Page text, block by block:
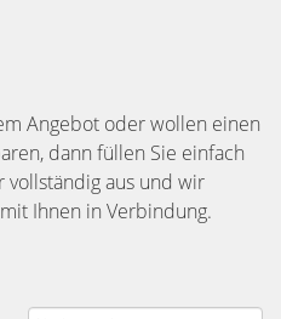
Angebot oder wollen einen
dann füllen Sie einfach
vollständig aus und wir
Ihnen in Verbindung.